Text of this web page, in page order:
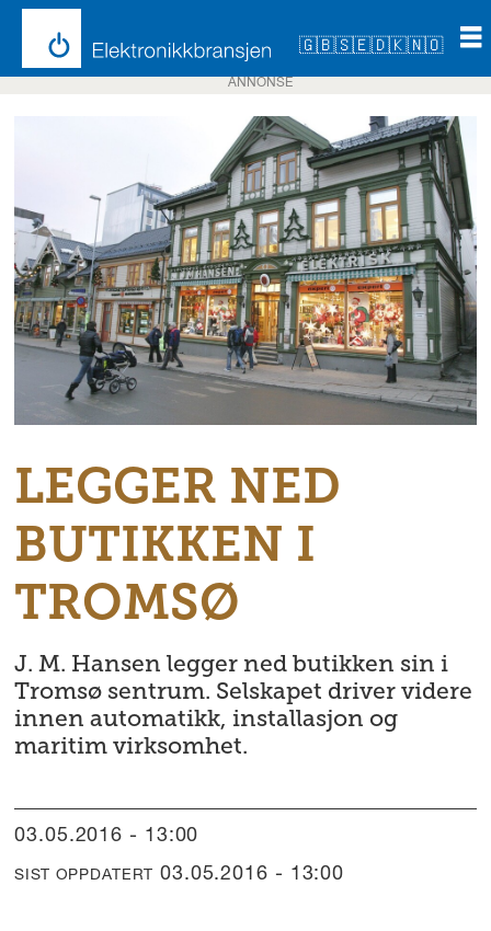
🇬🇧🇸🇪🇩🇰🇳🇴
ANNONSE
LEGGER NED
BUTIKKEN I
TROMSØ
J. M. Hansen legger ned butikken sin i
Tromsø sentrum. Selskapet driver videre
innen automatikk, installasjon og
maritim virksomhet.
03.05.2016 - 13:00
SIST OPPDATERT 03.05.2016 - 13:00